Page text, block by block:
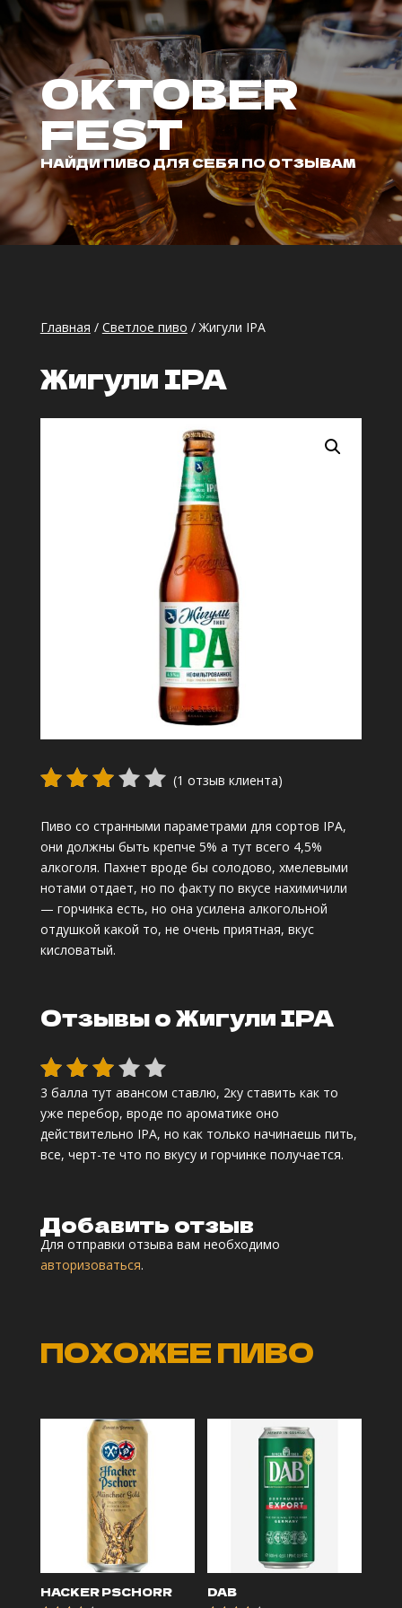
OKTOBER
FEST
НАЙДИ ПИВО ДЛЯ СЕБЯ ПО ОТЗЫВАМ
Главная / Светлое пиво / Жигули IPA
Жигули IPA
нг
3.00
из 5
на
основ
е
опрос
овате
(1 отзыв клиента)
Пиво со странными параметрами для сортов IPA,
они должны быть крепче 5% а тут всего 4,5%
алкоголя. Пахнет вроде бы солодово, хмелевыми
нотами отдает, но по факту по вкусе нахимичили
— горчинка есть, но она усилена алкогольной
отдушкой какой то, не очень приятная, вкус
кисловатый.
Отзывы о Жигули IPA
Оцен
ка3
из 5
3 балла тут авансом ставлю, 2ку ставить как то
уже перебор, вроде по ароматике оно
действительно IPA, но как только начинаешь пить,
все, черт-те что по вкусу и горчинке получается.
Добавить отзыв
Для отправки отзыва вам необходимо
авторизоваться.
ПОХОЖЕЕ ПИВО
HACKER PSCHORR DAB